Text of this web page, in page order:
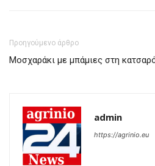
Προηγούμενο άρθρο
Μοσχαράκι με μπάμιες στη
admin
https://agrinio.eu